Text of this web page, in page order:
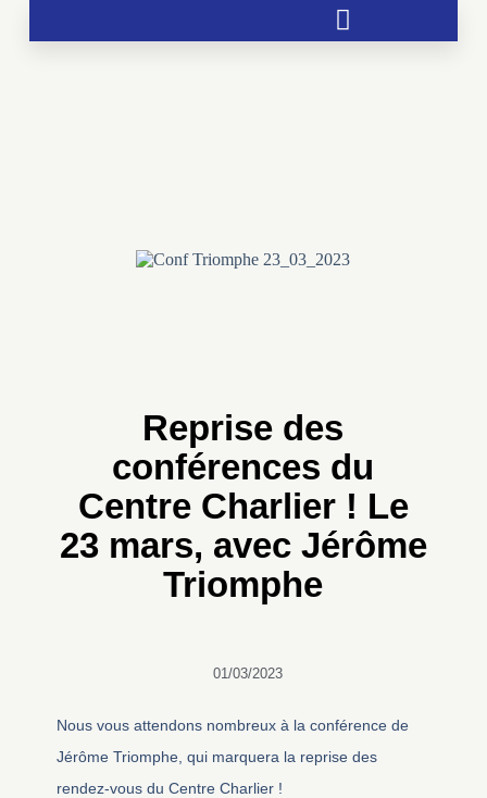
Reprise des
conférences du
Centre Charlier ! Le
23 mars, avec Jérôme
Triomphe
01/03/2023
Nous vous attendons nombreux à la conférence de
Jérôme Triomphe, qui marquera la reprise des
rendez-vous du Centre Charlier !